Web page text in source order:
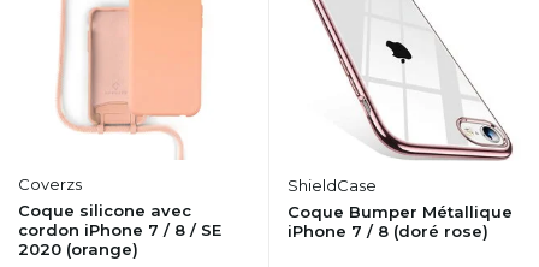
Coverzs
Coque silicone avec
cordon iPhone 7 / 8 / SE
2020 (orange)
ShieldCase
Coque Bumper Métallique
iPhone 7 / 8 (doré rose)